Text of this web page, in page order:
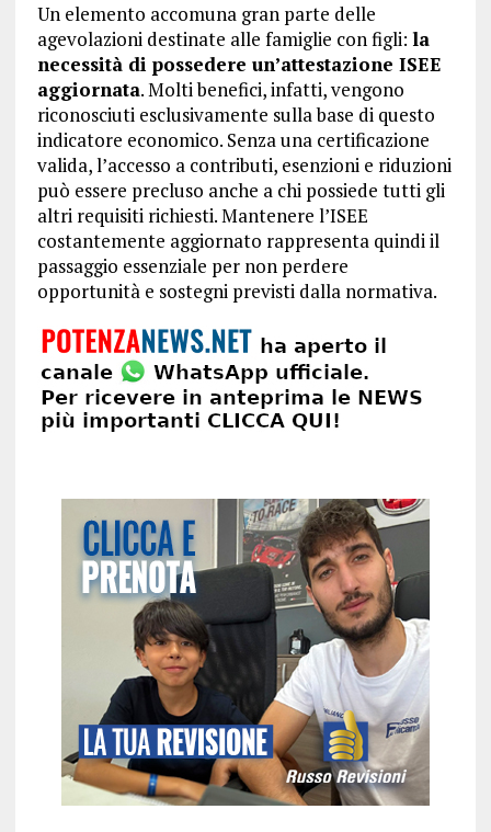
Un elemento accomuna gran parte delle
agevolazioni destinate alle famiglie con figli: la
necessità di possedere un’attestazione ISEE
aggiornata. Molti benefici, infatti, vengono
riconosciuti esclusivamente sulla base di questo
indicatore economico. Senza una certificazione
valida, l’accesso a contributi, esenzioni e riduzioni
può essere precluso anche a chi possiede tutti gli
altri requisiti richiesti. Mantenere l’ISEE
costantemente aggiornato rappresenta quindi il
passaggio essenziale per non perdere
opportunità e sostegni previsti dalla normativa.